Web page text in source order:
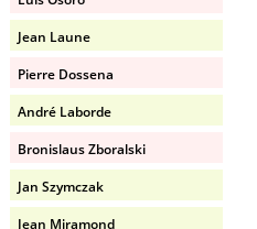
Jean Laune
Pierre Dossena
André Laborde
Bronislaus Zboralski
Jan Szymczak
Jean Miramond